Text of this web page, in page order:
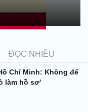
ĐỌC NHIỀU
Chí Minh: Không để
làm hồ sơ'